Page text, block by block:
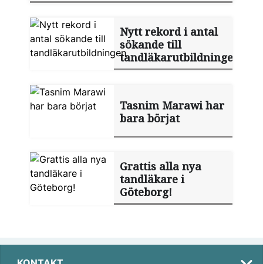
Nytt rekord i antal
sökande till
tandläkarutbildningen
Tasnim Marawi har
bara börjat
Grattis alla nya
tandläkare i
Göteborg!